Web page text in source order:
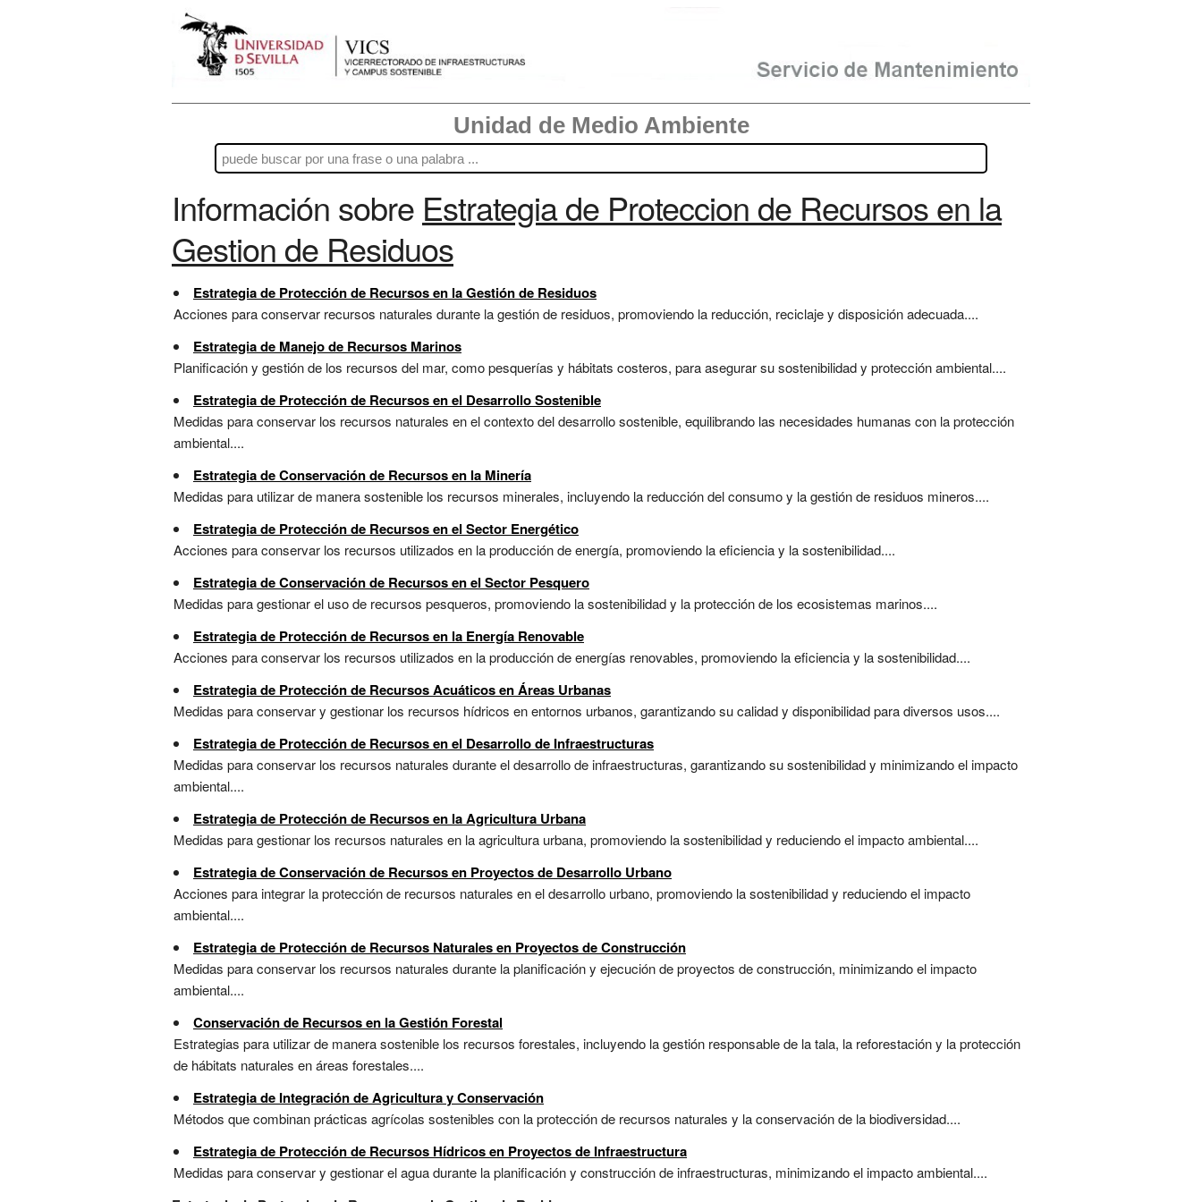
Unidad de Medio Ambiente
Información sobre Estrategia de Proteccion de Recursos en la
Gestion de Residuos
Estrategia de Protección de Recursos en la Gestión de Residuos
Acciones para conservar recursos naturales durante la gestión de residuos, promoviendo la reducción, reciclaje y disposición adecuada....
Estrategia de Manejo de Recursos Marinos
Planificación y gestión de los recursos del mar, como pesquerías y hábitats costeros, para asegurar su sostenibilidad y protección ambiental....
Estrategia de Protección de Recursos en el Desarrollo Sostenible
Medidas para conservar los recursos naturales en el contexto del desarrollo sostenible, equilibrando las necesidades humanas con la protección
ambiental....
Estrategia de Conservación de Recursos en la Minería
Medidas para utilizar de manera sostenible los recursos minerales, incluyendo la reducción del consumo y la gestión de residuos mineros....
Estrategia de Protección de Recursos en el Sector Energético
Acciones para conservar los recursos utilizados en la producción de energía, promoviendo la eficiencia y la sostenibilidad....
Estrategia de Conservación de Recursos en el Sector Pesquero
Medidas para gestionar el uso de recursos pesqueros, promoviendo la sostenibilidad y la protección de los ecosistemas marinos....
Estrategia de Protección de Recursos en la Energía Renovable
Acciones para conservar los recursos utilizados en la producción de energías renovables, promoviendo la eficiencia y la sostenibilidad....
Estrategia de Protección de Recursos Acuáticos en Áreas Urbanas
Medidas para conservar y gestionar los recursos hídricos en entornos urbanos, garantizando su calidad y disponibilidad para diversos usos....
Estrategia de Protección de Recursos en el Desarrollo de Infraestructuras
Medidas para conservar los recursos naturales durante el desarrollo de infraestructuras, garantizando su sostenibilidad y minimizando el impacto
ambiental....
Estrategia de Protección de Recursos en la Agricultura Urbana
Medidas para gestionar los recursos naturales en la agricultura urbana, promoviendo la sostenibilidad y reduciendo el impacto ambiental....
Estrategia de Conservación de Recursos en Proyectos de Desarrollo Urbano
Acciones para integrar la protección de recursos naturales en el desarrollo urbano, promoviendo la sostenibilidad y reduciendo el impacto
ambiental....
Estrategia de Protección de Recursos Naturales en Proyectos de Construcción
Medidas para conservar los recursos naturales durante la planificación y ejecución de proyectos de construcción, minimizando el impacto
ambiental....
Conservación de Recursos en la Gestión Forestal
Estrategias para utilizar de manera sostenible los recursos forestales, incluyendo la gestión responsable de la tala, la reforestación y la protección
de hábitats naturales en áreas forestales....
Estrategia de Integración de Agricultura y Conservación
Métodos que combinan prácticas agrícolas sostenibles con la protección de recursos naturales y la conservación de la biodiversidad....
Estrategia de Protección de Recursos Hídricos en Proyectos de Infraestructura
Medidas para conservar y gestionar el agua durante la planificación y construcción de infraestructuras, minimizando el impacto ambiental....